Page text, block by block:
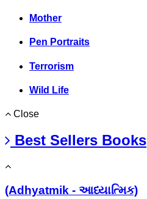
Mother
Pen Portraits
Terrorism
Wild Life
Close
Best Sellers Books
(Adhyatmik - આધ્યાત્મિક)